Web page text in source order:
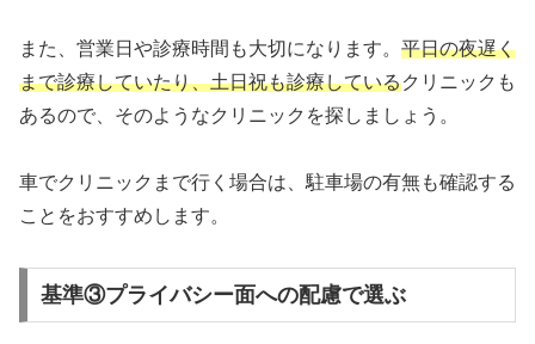
また、営業日や診療時間も大切になります。 平日の夜遅く
まで診療していたり、土日祝も診療しているクリニックも
あるので、そのようなクリニックを探しましょう。
車でクリニックまで行く場合は、駐車場の有無も確認する
ことをおすすめします。
基準③プライバシー面への配慮で選ぶ